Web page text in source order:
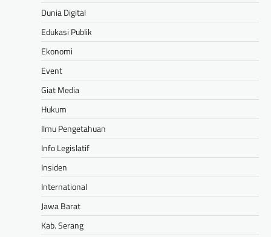
Dunia Digital
Edukasi Publik
Ekonomi
Event
Giat Media
Hukum
Ilmu Pengetahuan
Info Legislatif
Insiden
International
Jawa Barat
Kab. Serang